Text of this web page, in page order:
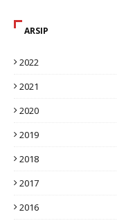
ARSIP
2022
2021
2020
2019
2018
2017
2016